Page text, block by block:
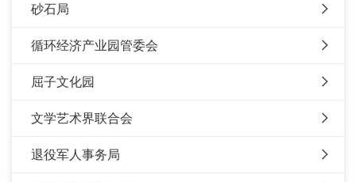
砂石局
循环经济产业园管委会
屈子文化园
文学艺术界联合会
退役军人事务局